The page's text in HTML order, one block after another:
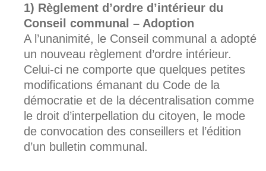
Règlement d’ordre d’intérieur du
Conseil communal – Adoption
A l’unanimité, le Conseil communal a adopté
un nouveau règlement d’ordre intérieur.
Celui-ci ne comporte que quelques petites
modifications émanant du Code de la
démocratie et de la décentralisation comme
le droit d’interpellation du citoyen, le mode
de convocation des conseillers et l’édition
d’un bulletin communal.